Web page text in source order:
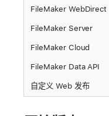
FileMaker WebDirect
FileMaker Server
FileMaker Cloud
FileMaker Data API
自定义 Web 发布